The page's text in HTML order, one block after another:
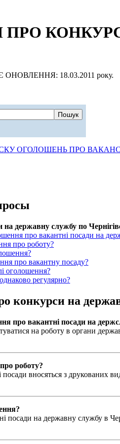
ОНОВЛЕННЯ: 18.03.2011 року.
ОГОЛОШЕНЬ ПРО
на державну службу по
про вакантні посади на
про роботу?
про вакантну посаду?
оголошення?
регулярно?
конкурси на
про вакантні посади на
на роботу в органи
роботу?
вносяться з друкованих
посади на державну службу в